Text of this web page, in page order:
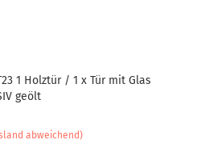
1 Holztür / 1 x Tür mit Glas
geölt
abweichend)